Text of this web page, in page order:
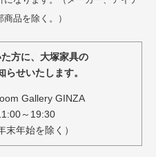
品を除く。）
方に、大塚家具の
らせいたします。
Gallery GINZA
～19:30
末年始を除く）